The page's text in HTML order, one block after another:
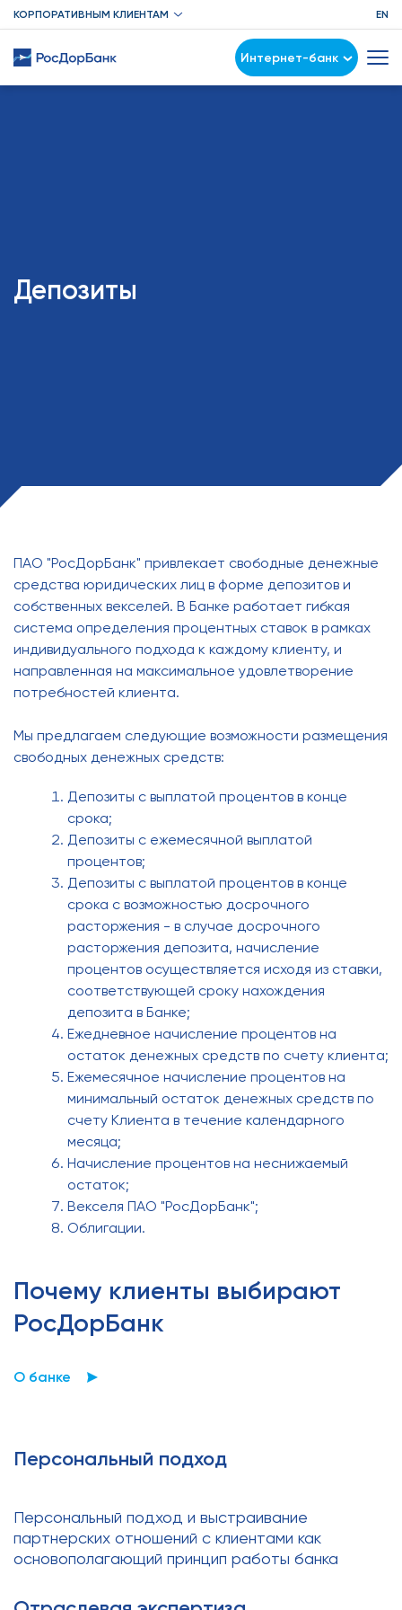
КОРПОРАТИВНЫМ КЛИЕНТАМ EN
Интернет-банк
Депозиты
ПАО "РосДорБанк" привлекает свободные денежные
средства юридических лиц в форме депозитов и
собственных векселей. В Банке работает гибкая
система определения процентных ставок в рамках
индивидуального подхода к каждому клиенту, и
направленная на максимальное удовлетворение
потребностей клиента.
Мы предлагаем следующие возможности размещения
свободных денежных средств:
Депозиты с выплатой процентов в конце
срока;
Депозиты с ежемесячной выплатой
процентов;
Депозиты с выплатой процентов в конце
срока с возможностью досрочного
расторжения - в случае досрочного
расторжения депозита, начисление
процентов осуществляется исходя из ставки,
соответствующей сроку нахождения
депозита в Банке;
Ежедневное начисление процентов на
остаток денежных средств по счету клиента;
Ежемесячное начисление процентов на
минимальный остаток денежных средств по
счету Клиента в течение календарного
месяца;
Начисление процентов на неснижаемый
остаток;
Векселя ПАО "РосДорБанк";
Облигации.
Почему клиенты выбирают
РосДорБанк
О банке
Персональный подход
Персональный подход и выстраивание
партнерских отношений с клиентами как
основополагающий принцип работы банка